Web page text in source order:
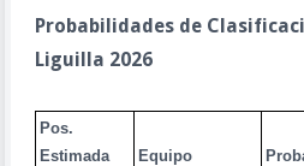
Probabilidades de
Liguilla 2026
Pos.
Estimada
Equipo